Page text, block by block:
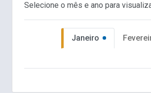
Selecione o mês e ano para
Janeiro